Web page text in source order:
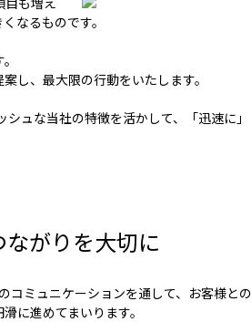
なるものです。
し、最大限の行動をいたします。
ュな当社の特徴を活かして、「迅速に
がりを大切に
コミュニケーションを通して、お客様と
に進めてまいります。